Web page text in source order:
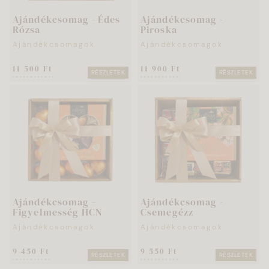
Ajándékcsomag - Édes
Rózsa
Ajándékcsomagok
11 500 Ft RÉSZLETEK
Ajándékcsomag -
Piroska
Ajándékcsomagok
11 900 Ft RÉSZLETEK
Ajándékcsomag -
Figyelmesség HCN
Ajándékcsomagok
9 450 Ft RÉSZLETEK
Ajándékcsomag -
Csemegézz
Ajándékcsomagok
9 550 Ft RÉSZLETEK